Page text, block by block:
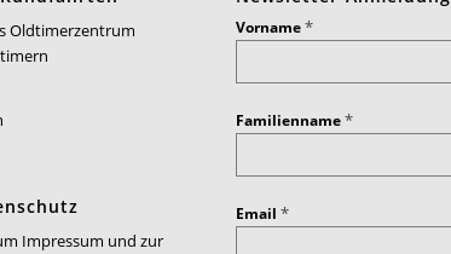
Oldtimerzentrum
Impressum und zur
Vorname*
Familienname*
Email *